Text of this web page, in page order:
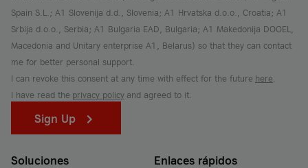
Spain S.L.; A1 Slovenija d.d., Slovenia; A1 Hrvatska d.o.o., Croatia; A1
Srbija d.o.o., Serbia; A1 Bulgaria EAD, Bulgaria; A1 Makedonija DOOEL,
Macedonia and Unitary enterprise A1, Belarus) so that they can contact
me for better personal support.
I can revoke this consent at any time with effect for the future here
I have read the privacy policy and agreed to it.
Sign Up
Soluciones Enlaces rápidos